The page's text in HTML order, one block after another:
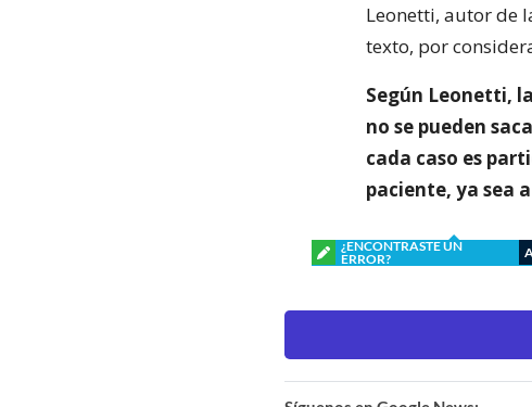
Leonetti, autor de
texto, por
Según Leonetti,
no se pueden
cada caso es
paciente, ya sea
¿ENCONTRASTE UN
ERROR?